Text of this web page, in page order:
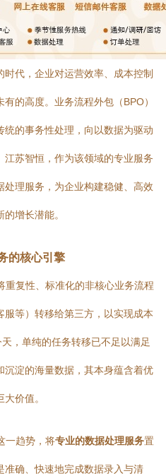
代，企业对运营效率、成本控制
的高度。业务流程外包（BPO）
的事务性处理，向以数据为驱动
苏智恒，作为该领域的专业服务
理服务，为企业构建稳健、高效
增长潜能。
的核心引擎
重复性、标准化的非核心业务流程
服等）转移给第三方，以实现成本
，单纯的任务转移已不足以满足
淀的海量数据，其本身蕴含着优
价值。
一趋势，将专业的数据处理服务置
确、快速地完成数据录入与清